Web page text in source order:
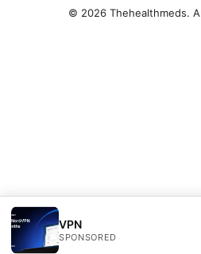
VPN
SPONSORED
© 2026 Thehealthmeds.